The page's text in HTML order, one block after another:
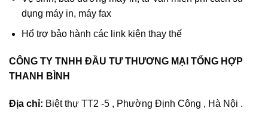
dụng máy in, máy fax
Hổ trợ bảo hành các link kiện thay thế
CÔNG TY TNHH ĐẦU TƯ THƯƠNG MẠI TỔNG HỢP
THANH BÌNH
Địa chỉ: Biệt thự TT2 -5 , Phường Định Công , Hà Nội .